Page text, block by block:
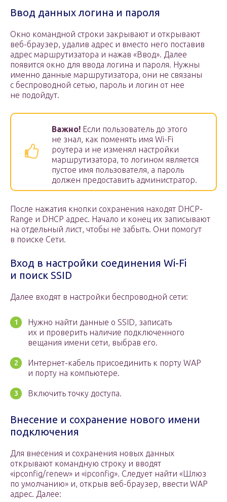
Ввод данных логина и пароля
Окно командной строки закрывают и открывают
веб-браузер, удалив адрес и вместо него поставив
адрес маршрутизатора и нажав «Ввод». Далее
появится окно для ввода логина и пароля. Нужны
именно данные маршрутизатора, они не связаны
с беспроводной сетью, пароль и логин от нее
не подойдут.
Важно! Если пользователь до этого
не знал, как поменять имя Wi-Fi
роутера и не изменял настройки
маршрутизатора, то логином является
пустое имя пользователя, а пароль
должен предоставить администратор.
После нажатия кнопки сохранения находят DHCP-
Range и DHCP адрес. Начало и конец их записывают
на отдельный лист, чтобы не забыть. Они помогут
в поиске Сети.
Вход в настройки соединения Wi-Fi
и поиск SSID
Далее входят в настройки беспроводной сети:
Нужно найти данные о SSID, записать
их и проверить наличие подключенного
вещания имени сети, выбрав его.
Интернет-кабель присоединить к порту WAP
и порту на компьютере.
Включить точку доступа.
Внесение и сохранение нового имени
подключения
Для внесения и сохранения новых данных
открывают командную строку и вводят
«ipconfig/renew» и «ipconfig». Следует найти «Шлюз
по умолчанию» и, открыв веб-браузер, ввести WAP
адрес. Далее: